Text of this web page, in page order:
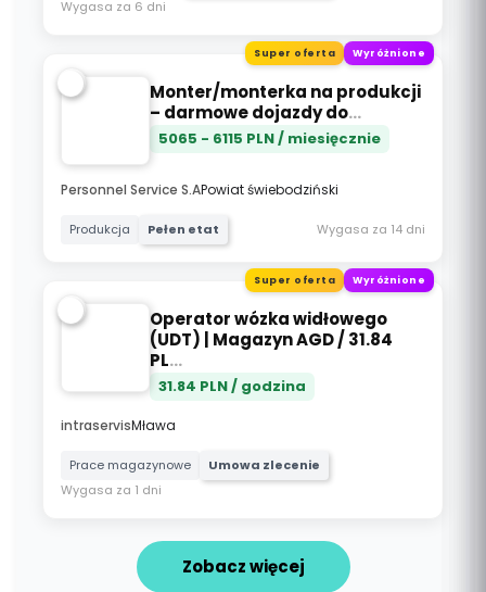
Wygasa za 6 dni
Monter/monterka na produkcji
– darmowe dojazdy do...
5065 - 6115 PLN / miesięcznie
Super oferta Wyróżnione
Personnel Service S.APowiat świebodziński
Produkcja Pełen etat Wygasa za 14 dni
Operator wózka widłowego
(UDT) | Magazyn AGD / 31.84
PL...
31.84 PLN / godzina
Super oferta Wyróżnione
intraservisMława
Prace magazynowe
Umowa zlecenie
Wygasa za 1 dni
Zobacz więcej